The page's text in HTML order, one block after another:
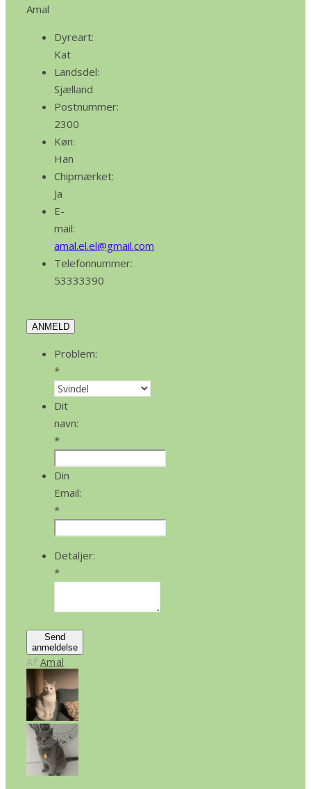
Amal
Dyreart:
Kat
Landsdel:
Sjælland
Postnummer:
2300
Køn:
Han
Chipmærket:
Ja
E-
mail:
amal.el.el@gmail.com
Telefonnummer:
53333390
ANMELD
Problem:
*
Dit
navn:
*
Din
Email:
*
Detaljer:
*
Send
anmeldelse
Af Amal